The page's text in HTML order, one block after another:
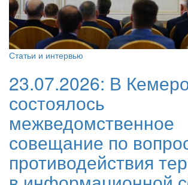
Статьи и интервью
23.07.2026: В
состоялось
межведомственное
совещание по
противодействия